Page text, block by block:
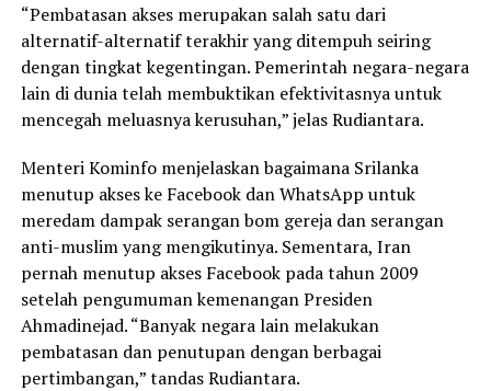
“Pembatasan akses merupakan salah satu dari
alternatif-alternatif terakhir yang ditempuh seiring
dengan tingkat kegentingan. Pemerintah negara-negara
lain di dunia telah membuktikan efektivitasnya untuk
mencegah meluasnya kerusuhan,” jelas Rudiantara.
Menteri Kominfo menjelaskan bagaimana Srilanka
menutup akses ke Facebook dan WhatsApp untuk
meredam dampak serangan bom gereja dan serangan
anti-muslim yang mengikutinya. Sementara, Iran
pernah menutup akses Facebook pada tahun 2009
setelah pengumuman kemenangan Presiden
Ahmadinejad. “Banyak negara lain melakukan
pembatasan dan penutupan dengan berbagai
pertimbangan,” tandas Rudiantara.